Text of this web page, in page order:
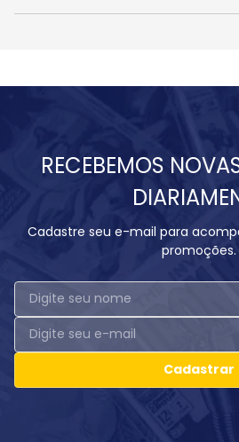
RECEBEMOS
Cadastre seu e-mail para
promoções.
Cadastrar